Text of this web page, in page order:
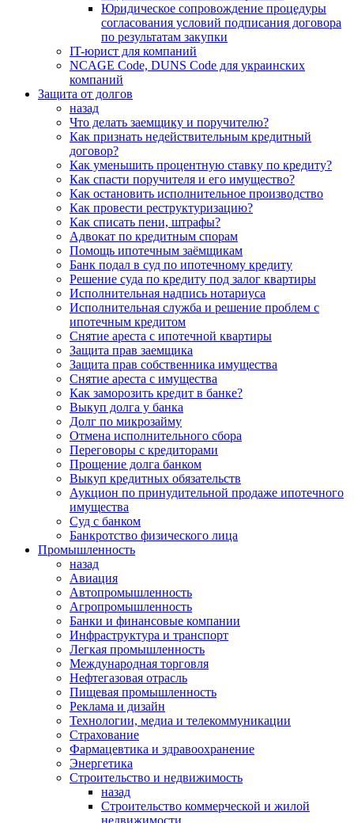
Юридическое сопровождение процедуры
согласования условий подписания договора
по результатам закупки
IT-юрист для компаний
NCAGE Code, DUNS Code для украинских
компаний
Защита от долгов
назад
Что делать заемщику и поручителю?
Как признать недействительным кредитный
договор?
Как уменьшить процентную ставку по кредиту?
Как спасти поручителя и его имущество?
Как остановить исполнительное производство
Как провести реструктуризацию?
Как списать пени, штрафы?
Адвокат по кредитным спорам
Помощь ипотечным заёмщикам
Банк подал в суд по ипотечному кредиту
Решение суда по кредиту под залог квартиры
Исполнительная надпись нотариуса
Исполнительная служба и решение проблем с
ипотечным кредитом
Снятие ареста с ипотечной квартиры
Защита прав заемщика
Защита прав собственника имущества
Снятие ареста с имущества
Как заморозить кредит в банке?
Выкуп долга у банка
Долг по микрозайму
Отмена исполнительного сбора
Переговоры с кредиторами
Прощение долга банком
Выкуп кредитных обязательств
Аукцион по принудительной продаже ипотечного
имущества
Суд с банком
Банкротство физического лица
Промышленность
назад
Авиация
Автопромышленность
Агропромышленность
Банки и финансовые компании
Инфраструктура и транспорт
Легкая промышленность
Международная торговля
Нефтегазовая отрасль
Пищевая промышленность
Реклама и дизайн
Технологии, медиа и телекоммуникации
Страхование
Фармацевтика и здравоохранение
Энергетика
Строительство и недвижимость
назад
Строительство коммерческой и жилой
недвижимости